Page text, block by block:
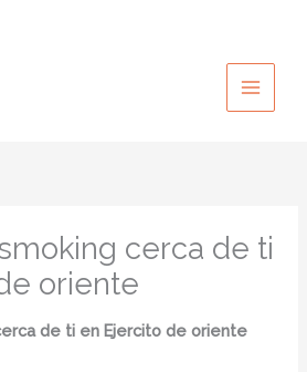
cerca de ti
oriente
de ti en Ejercito de oriente